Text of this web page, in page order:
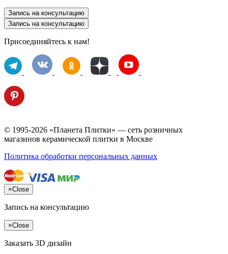
Запись на консультацию
Запись на консультацию
Присоединяйтесь к нам!
© 1995-2026 «Планета Плитки» — сеть розничных
магазинов керамической плитки в Москве
Политика обработки персональных данных
×Close
Запись на консультацию
×Close
Заказать 3D дизайн